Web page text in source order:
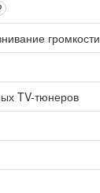
громкости
TV-тюнеров